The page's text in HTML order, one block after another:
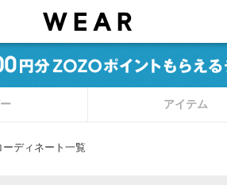
アイテム
ーディネート一覧